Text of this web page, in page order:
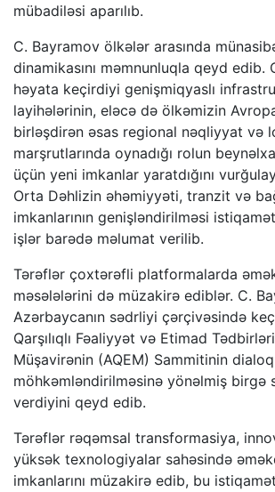
mübadiləsi aparılıb.
C. Bayramov ölkələr arasında
dinamikasını məmnunluqla qeyd edib.
həyata keçirdiyi genişmiqyaslı
layihələrinin, eləcə də ölkəmizin
birləşdirən əsas regional nəqliyyat və
marşrutlarında oynadığı rolun
üçün yeni imkanlar yaratdığını
Orta Dəhlizin əhəmiyyəti, tranzit və
imkanlarının genişləndirilməsi
işlər barədə məlumat verilib.
Tərəflər çoxtərəfli platformalarda
məsələlərini də müzakirə ediblər. C.
Azərbaycanın sədrliyi çərçivəsində
Qarşılıqlı Fəaliyyət və Etimad
Müşavirənin (AQEM) Sammitinin
möhkəmləndirilməsinə yönəlmiş birgə
verdiyini qeyd edib.
Tərəflər rəqəmsal transformasiya,
yüksək texnologiyalar sahəsində
imkanlarını müzakirə edib, bu